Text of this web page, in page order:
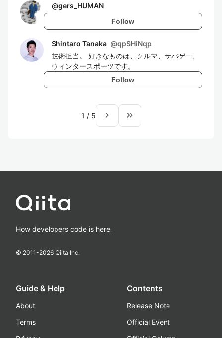
@gers_HUMAN
Follow
Shintaro Tanaka @qpSHiNqp
技術担当。 好きなものは、クルマ、サバゲー、
ウィンタースポーツです。
Follow
1 / 5 navigate_next keyboard_double_arrow_right
How developers code is here.
© 2011-2026 Qiita Inc.
Guide & Help
About
Terms
Contents
Release Note
Official Event